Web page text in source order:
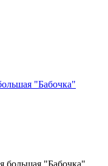
"Бабочка"